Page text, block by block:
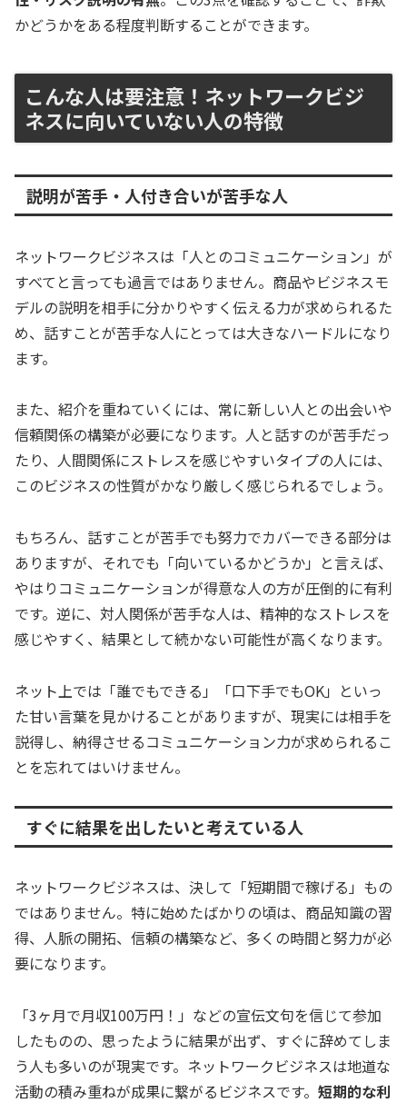
かどうかをある程度判断することができます。
こんな人は要注意！ネットワークビジ
ネスに向いていない人の特徴
説明が苦手・人付き合いが苦手な人
ネットワークビジネスは「人とのコミュニケーション」が
すべてと言っても過言ではありません。商品やビジネスモ
デルの説明を相手に分かりやすく伝える力が求められるた
め、話すことが苦手な人にとっては大きなハードルになり
ます。
また、紹介を重ねていくには、常に新しい人との出会いや
信頼関係の構築が必要になります。人と話すのが苦手だっ
たり、人間関係にストレスを感じやすいタイプの人には、
このビジネスの性質がかなり厳しく感じられるでしょう。
もちろん、話すことが苦手でも努力でカバーできる部分は
ありますが、それでも「向いているかどうか」と言えば、
やはりコミュニケーションが得意な人の方が圧倒的に有利
です。逆に、対人関係が苦手な人は、精神的なストレスを
感じやすく、結果として続かない可能性が高くなります。
ネット上では「誰でもできる」「口下手でもOK」といっ
た甘い言葉を見かけることがありますが、現実には相手を
説得し、納得させるコミュニケーション力が求められるこ
とを忘れてはいけません。
すぐに結果を出したいと考えている人
ネットワークビジネスは、決して「短期間で稼げる」もの
ではありません。特に始めたばかりの頃は、商品知識の習
得、人脈の開拓、信頼の構築など、多くの時間と努力が必
要になります。
「3ヶ月で月収100万円！」などの宣伝文句を信じて参加
したものの、思ったように結果が出ず、すぐに辞めてしま
う人も多いのが現実です。ネットワークビジネスは地道な
活動の積み重ねが成果に繋がるビジネスです。 短期的な利